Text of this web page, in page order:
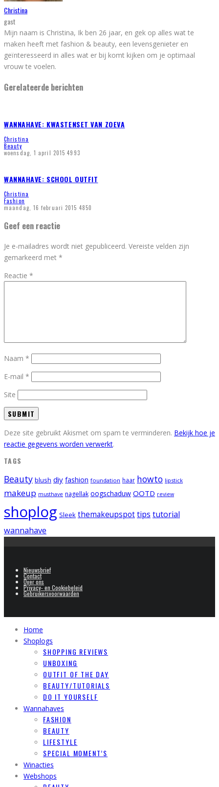
Christina
gast
Mijn naam is Christina, Ik ben 26 jaar, en gek op alles wat te
maken heeft met fashion & beauty, een levensgenieter en
geïnteresseerd in alles wat er bij komt kijken om je optimaal
vrouw te voelen.
Gerelateerde berichten
WANNAHAVE: KWASTENSET VAN ZOEVA
Christina
Beauty
woensdag, 1 april 2015 4993
WANNAHAVE: SCHOOL OUTFIT
Christina
Fashion
maandag, 16 februari 2015 4850
Geef een reactie
Je e-mailadres wordt niet gepubliceerd. Vereiste velden zijn
gemarkeerd met *
Reactie *
Naam *
E-mail *
Site
Deze site gebruikt Akismet om spam te verminderen. Bekijk hoe je
reactie gegevens worden verwerkt.
TAGS
Beauty blush diy fashion foundation haar howto lipstick
makeup musthave nagellak oogschaduw OOTD review
shoplog Sleek themakeupspottips tutorial
wannahave
Nieuwsbrief
Contact
Over ons
Privacy- en Cookiebeleid
Gebruikersvoorwaarden
Home
Shoplogs
SHOPPING REVIEWS
UNBOXING
OUTFIT OF THE DAY
BEAUTY/TUTORIALS
DO IT YOURSELF
Wannahaves
FASHION
BEAUTY
LIFESTYLE
SPECIAL MOMENT’S
Winacties
Webshops